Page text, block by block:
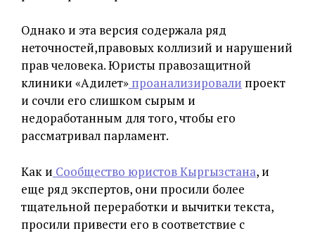
Однако и эта версия содержала ряд
неточностей,правовых коллизий и нарушений
прав человека. Юристы правозащитной
клиники «Адилет» проанализировали проект
и сочли его слишком сырым и
недоработанным для того, чтобы его
рассматривал парламент.
Как и Сообщество юристов Кыргызстана, и
еще ряд экспертов, они просили более
тщательной переработки и вычитки текста,
просили привести его в соответствие с